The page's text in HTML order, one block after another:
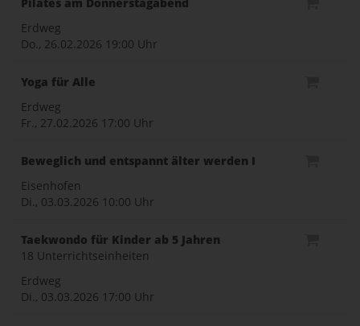
Erdweg
Do., 26.02.2026 19:00 Uhr
Yoga für Alle
Erdweg
Fr., 27.02.2026 17:00 Uhr
Beweglich und entspannt älter werden I
Eisenhofen
Di., 03.03.2026 10:00 Uhr
Taekwondo für Kinder ab 5 Jahren
18 Unterrichtseinheiten
Erdweg
Di., 03.03.2026 17:00 Uhr